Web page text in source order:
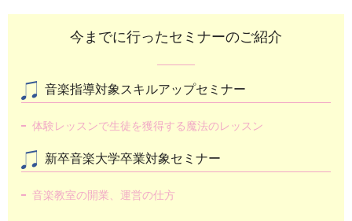
今までに行ったセミナーのご紹介
音楽指導対象スキルアップセミナー
体験レッスンで生徒を獲得する魔法のレッスン
新卒音楽大学卒業対象セミナー
音楽教室の開業、運営の仕方